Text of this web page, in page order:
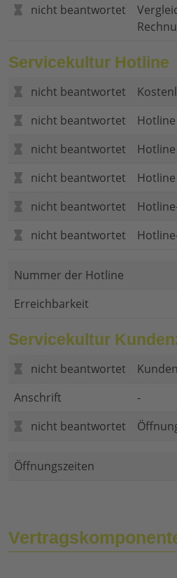
nicht beantwortet
Servicekultur Hotline
nicht beantwortet
nicht beantwortet
nicht beantwortet
nicht beantwortet
nicht beantwortet
nicht beantwortet
Nummer der Hotline
Erreichbarkeit
Servicekultur
nicht beantwortet
Anschrift
-
nicht beantwortet
Öffnungszeiten